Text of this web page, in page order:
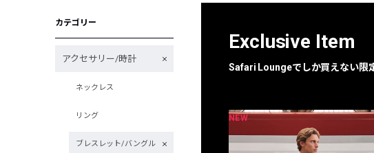
カテゴリー
アクセサリー/時計
ネックレス
リング
ブレスレット/バングル
Exclusive Item
Safari Loungeでしか買えない限
NEW